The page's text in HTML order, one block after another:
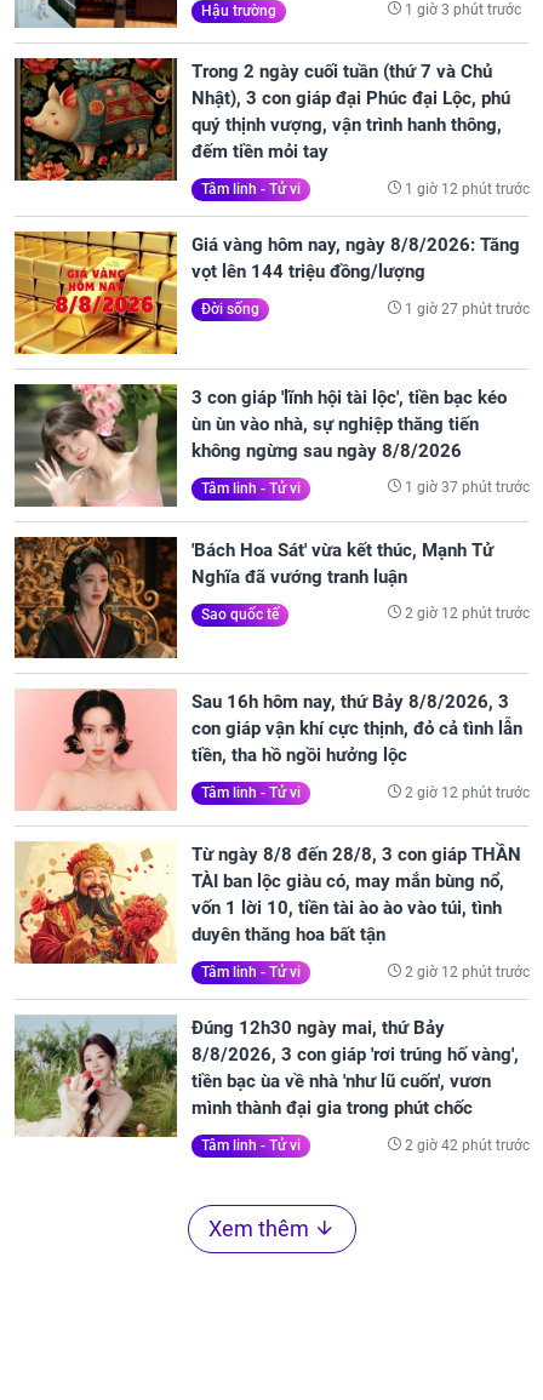
Hậu trường 1 giờ 3 phút trước
Trong 2 ngày cuối tuần (thứ 7 và Chủ
Nhật), 3 con giáp đại Phúc đại Lộc, phú
quý thịnh vượng, vận trình hanh thông,
đếm tiền mỏi tay
Tâm linh - Tử vi 1 giờ 12 phút trước
Giá vàng hôm nay, ngày 8/8/2026: Tăng
vọt lên 144 triệu đồng/lượng
Đời sống 1 giờ 27 phút trước
3 con giáp 'lĩnh hội tài lộc', tiền bạc kéo
ùn ùn vào nhà, sự nghiệp thăng tiến
không ngừng sau ngày 8/8/2026
Tâm linh - Tử vi 1 giờ 37 phút trước
'Bách Hoa Sát' vừa kết thúc, Mạnh Tử
Nghĩa đã vướng tranh luận
Sao quốc tế 2 giờ 12 phút trước
Sau 16h hôm nay, thứ Bảy 8/8/2026, 3
con giáp vận khí cực thịnh, đỏ cả tình lẫn
tiền, tha hồ ngồi hưởng lộc
Tâm linh - Tử vi 2 giờ 12 phút trước
Từ ngày 8/8 đến 28/8, 3 con giáp THẦN
TÀI ban lộc giàu có, may mắn bùng nổ,
vốn 1 lời 10, tiền tài ào ào vào túi, tình
duyên thăng hoa bất tận
Tâm linh - Tử vi 2 giờ 12 phút trước
Đúng 12h30 ngày mai, thứ Bảy
8/8/2026, 3 con giáp 'rơi trúng hố vàng',
tiền bạc ùa về nhà 'như lũ cuốn', vươn
mình thành đại gia trong phút chốc
Tâm linh - Tử vi 2 giờ 42 phút trước
Xem thêm